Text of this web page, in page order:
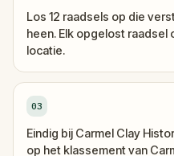
Los 12 raadsels op die
heen. Elk opgelost
locatie.
03
Eindig bij Carmel Clay
op het klassement van